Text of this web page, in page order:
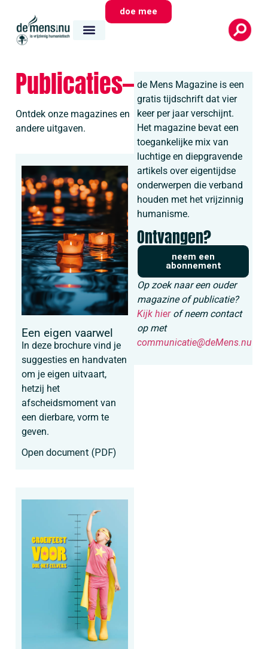
doe mee
Publicaties
Ontdek onze magazines en
andere uitgaven.
Een eigen vaarwel
In deze brochure vind je
suggesties en handvaten
om je eigen uitvaart,
hetzij het
afscheidsmoment van
een dierbare, vorm te
geven.
Open document (PDF)
de Mens Magazine is een
gratis tijdschrift dat vier
keer per jaar verschijnt.
Het magazine bevat een
toegankelijke mix van
luchtige en diepgravende
artikels over eigentijdse
onderwerpen die verband
houden met het vrijzinnig
humanisme.
Ontvangen?
neem een
abonnement
Op zoek naar een ouder
magazine of publicatie?
Kijk hierof neem contact
op met
communicatie@deMens.nu